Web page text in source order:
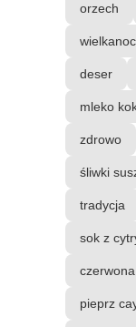
orzech
wielkanoc
deser
mleko
zdrowo
śliwki
tradycja
sok z
pieprz